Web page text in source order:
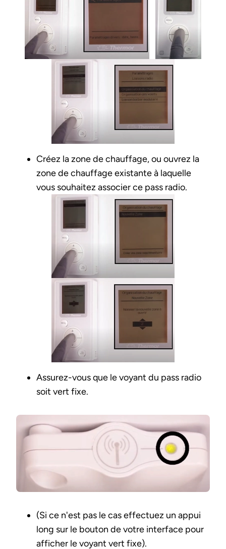
Créez la zone de chauffage, ou ouvrez la
zone de chauffage existante à laquelle
vous souhaitez associer ce pass radio.
Assurez-vous que le voyant du pass radio
soit vert fixe.
(Si ce n'est pas le cas effectuez un appui
long sur le bouton de votre interface pour
afficher le voyant vert fixe).